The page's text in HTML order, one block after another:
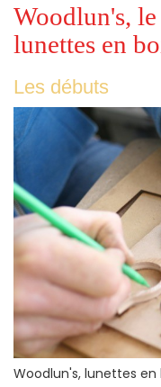
Woodlun's,
lunettes en
Les débuts
Woodlun's, lunettes